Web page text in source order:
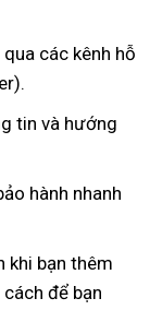
các kênh hỗ
tin và hướng
hành nhanh
khi bạn thêm
để bạn